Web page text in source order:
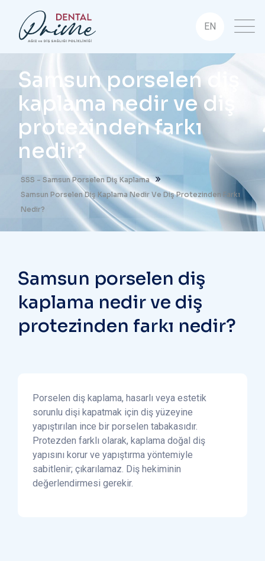
EN
Samsun porselen diş
kaplama nedir ve diş
protezinden farkı
nedir?
SSS - Samsun Porselen Diş Kaplama
Samsun Porselen Diş Kaplama Nedir Ve Diş Protezinden Farkı
Nedir?
Samsun porselen diş
kaplama nedir ve diş
protezinden farkı nedir?
Porselen diş kaplama, hasarlı veya estetik
sorunlu dişi kapatmak için diş yüzeyine
yapıştırılan ince bir porselen tabakasıdır.
Protezden farklı olarak, kaplama doğal diş
yapısını korur ve yapıştırma yöntemiyle
sabitlenir; çıkarılamaz. Diş hekiminin
değerlendirmesi gerekir.